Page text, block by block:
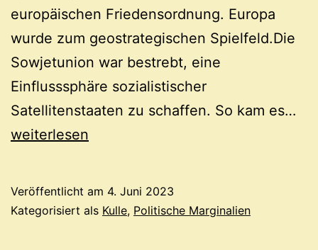
europäischen Friedensordnung. Europa
wurde zum geostrategischen Spielfeld.Die
Sowjetunion war bestrebt, eine
Einflusssphäre sozialistischer
Satellitenstaaten zu schaffen. So kam es…
weiterlesen
Veröffentlicht am 4. Juni 2023
Kategorisiert als Kulle, Politische Marginalien